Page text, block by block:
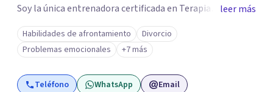
Soy la única entrenadora certificada en Terapia
Focalizada en las Emociones (TFE) en España, además de
supervisora y terapeuta certificada. La TFE ha
demostrado una mejora significativa en las relaciones,
con un 70-75% de éxito y felicidad duradera. Este enfoque
también transforma la vida en terapia individual,
leer más
Habilidades de afrontamiento
Divorcio
Problemas emocionales
+7 más
Teléfono WhatsApp Email